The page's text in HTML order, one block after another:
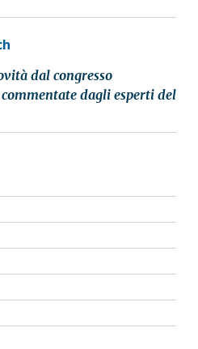
dal congresso
dagli esperti del